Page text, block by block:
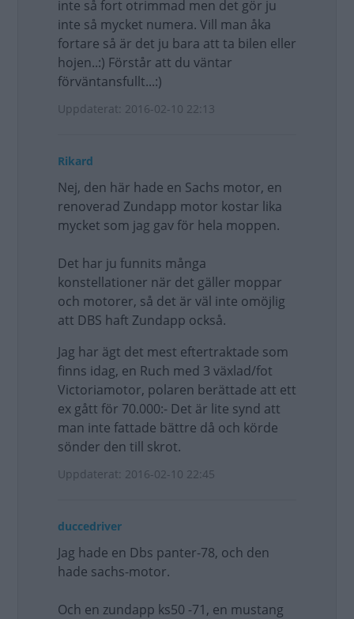
inte så fort otrimmad men det gör ju
inte så mycket numera. Vill man åka
fortare så är det ju bara att ta bilen eller
hojen..:) Förstår att du väntar
förväntansfullt...:)
Uppdaterat: 2016-02-10 22:13
Rikard
Nej, den här hade en Sachs motor, en
renoverad Zundapp motor kostar lika
mycket som jag gav för hela moppen.
Det har ju funnits många
konstellationer när det gäller moppar
och motorer, så det är väl inte omöjlig
att DBS haft Zundapp också.
Jag har ägt det mest eftertraktade som
finns idag, en Ruch med 3 växlad/fot
Victoriamotor, polaren berättade att ett
ex gått för 70.000:- Det är lite synd att
man inte fattade bättre då och körde
sönder den till skrot.
Uppdaterat: 2016-02-10 22:45
duccedriver
Jag hade en Dbs panter-78, och den
hade sachs-motor.
Och en zundapp ks50 -71, en mustang